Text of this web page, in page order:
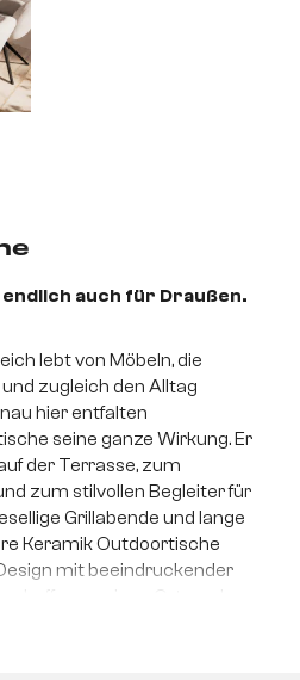
auch für Draußen.
lebt von Möbeln, die
zugleich den Alltag
hier entfalten
seine ganze Wirkung. Er
der Terrasse, zum
zum stilvollen Begleiter für
Grillabende und lange
Keramik Outdoortische
mit beeindruckender
perfekt zusammenspielen.